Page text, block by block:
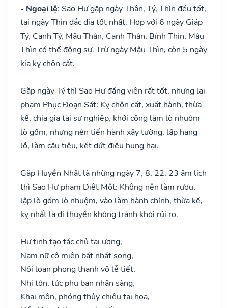
- Ngoại lệ: Sao Hư gặp ngày Thân, Tý, Thìn đều tốt,
tại ngày Thìn đắc địa tốt nhất. Hợp với 6 ngày Giáp
Tý, Canh Tý, Mậu Thân, Canh Thân, Bính Thìn, Mậu
Thìn có thể động sự. Trừ ngày Mậu Thìn, còn 5 ngày
kia kỵ chôn cất.
Gặp ngày Tý thì Sao Hư đăng viên rất tốt, nhưng lại
phạm Phục Đoạn Sát: Kỵ chôn cất, xuất hành, thừa
kế, chia gia tài sự nghiệp, khởi công làm lò nhuộm
lò gốm, nhưng nên tiến hành xây tường, lấp hang
lỗ, làm cầu tiêu, kết dứt điều hung hại.
Gặp Huyền Nhật là những ngày 7, 8, 22, 23 âm lịch
thì Sao Hư phạm Diệt Một: Không nên làm rượu,
lập lò gốm lò nhuộm, vào làm hành chính, thừa kế,
kỵ nhất là đi thuyền không tránh khỏi rủi ro.
Hư tinh tạo tác chủ tai ương,
Nam nữ cô miên bất nhất song,
Nội loạn phong thanh vô lễ tiết,
Nhi tôn, tức phụ bạn nhân sàng,
Khai môn, phóng thủy chiêu tai họa,